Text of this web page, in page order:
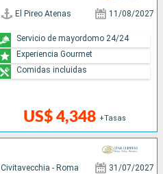
El Pireo Atenas 11/08/2027
US$ 4,348 +Tasas
Servicio de mayordomo 24/24
Experiencia Gourmet
Comidas incluidas
Civitavecchia - Roma 31/07/2027